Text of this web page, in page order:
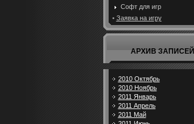
Софт для игр
• Заявка на игру
АРХИВ ЗАПИСЕЙ
2010 Октябрь
2010 Ноябрь
2011 Январь
2011 Апрель
2011 Май